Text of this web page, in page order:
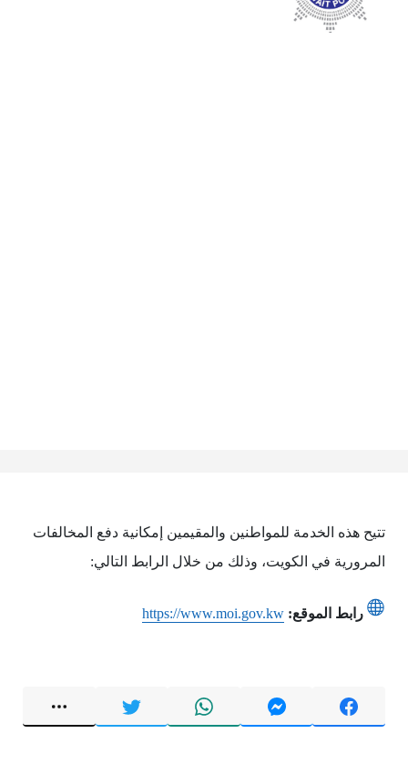
تتيح هذه الخدمة للمواطنين والمقيمين إمكانية دفع المخالفات
المرورية في الكويت، وذلك من خلال الرابط التالي:
رابط الموقع: https://www.moi.gov.kw